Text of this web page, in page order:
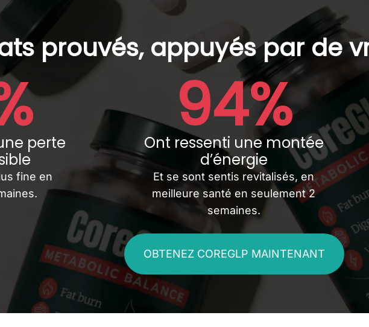
prouvés, appuyés par de
perte
fine en
94%
Ont ressenti une montée
d’énergie
Et se sont sentis revitalisés, en
meilleure santé en seulement 2
semaines.
OBTENEZ COREGLP MAINTENANT